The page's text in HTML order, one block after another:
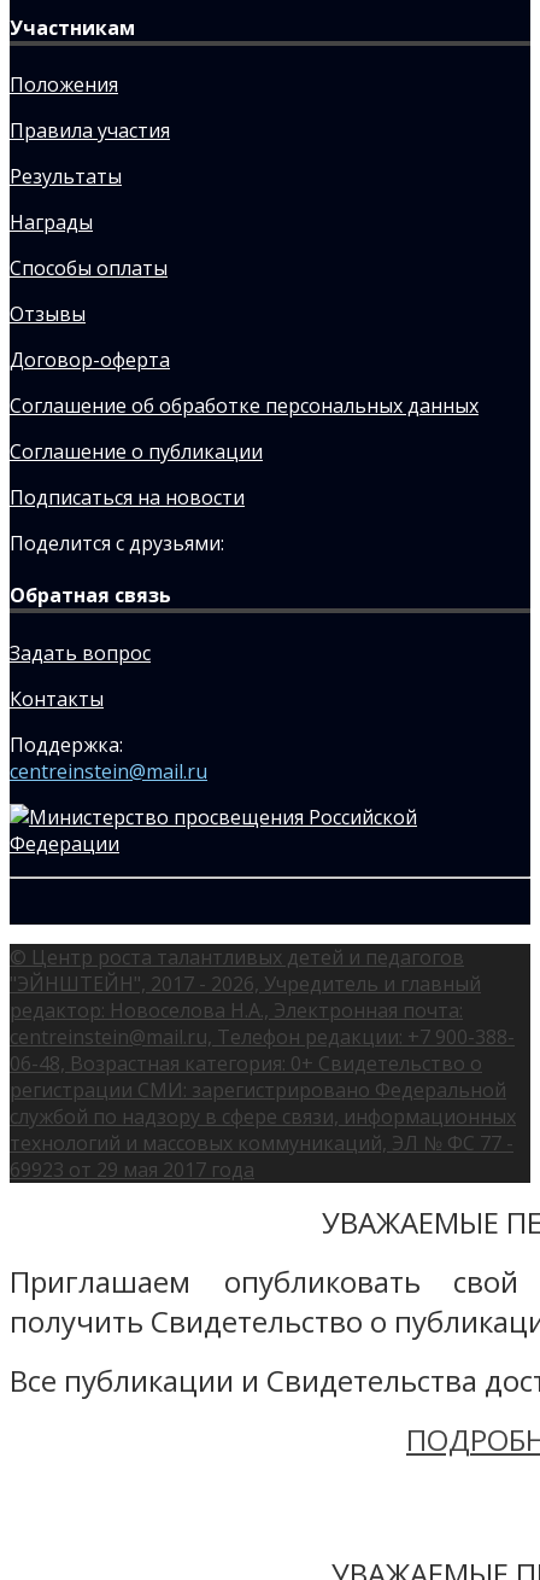
Участникам
Положения
Правила участия
Результаты
Награды
Способы оплаты
Отзывы
Договор-оферта
Соглашение об обработке персональных данных
Соглашение о публикации
Подписаться на новости
Поделится с друзьями:
Обратная связь
Задать вопрос
Контакты
Поддержка:
centreinstein@mail.ru
© Центр роста талантливых детей и педагогов
"ЭЙНШТЕЙН", 2017 - 2026, Учредитель и главный
редактор: Новоселова Н.А., Электронная почта:
centreinstein@mail.ru, Телефон редакции: +7 900-388-
06-48, Возрастная категория: 0+ Свидетельство о
регистрации СМИ: зарегистрировано Федеральной
службой по надзору в сфере связи, информационных
технологий и массовых коммуникаций, ЭЛ № ФС 77 -
69923 от 29 мая 2017 года
УВАЖАЕМЫЕ
Приглашаем опубликовать
получить Свидетельство о
Все публикации и Свидетельства